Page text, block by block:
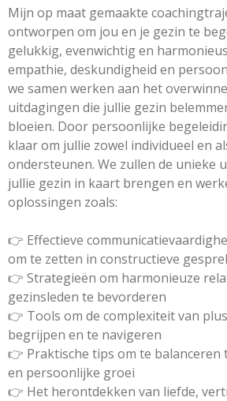
Mijn op maat gemaakte
ontworpen om jou en je gezin te
gelukkig, evenwichtig en
empathie, deskundigheid en
we samen werken aan het
uitdagingen die jullie gezin
bloeien. Door persoonlijke
klaar om jullie zowel individueel en
ondersteunen. We zullen de unieke
jullie gezin in kaart brengen en
oplossingen zoals:
👉 Effectieve
om te zetten in constructieve
👉 Strategieën om harmonieuze
gezinsleden te bevorderen
👉 Tools om de complexiteit van
begrijpen en te navigeren
👉 Praktische tips om te balanceren
en persoonlijke groei
👉 Het herontdekken van liefde,